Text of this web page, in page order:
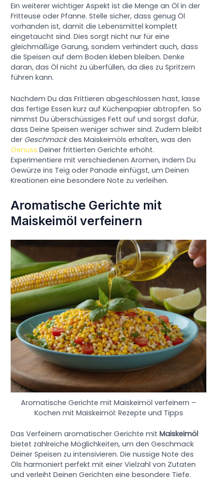
Ein weiterer wichtiger Aspekt ist die Menge an Öl in der
Fritteuse oder Pfanne. Stelle sicher, dass genug Öl
vorhanden ist, damit die Lebensmittel komplett
eingetaucht sind. Dies sorgt nicht nur für eine
gleichmäßige Garung, sondern verhindert auch, dass
die Speisen auf dem Boden kleben bleiben. Denke
daran, das Öl nicht zu überfüllen, da dies zu Spritzern
führen kann.
Nachdem Du das Frittieren abgeschlossen hast, lasse
das fertige Essen kurz auf Küchenpapier abtropfen. So
nimmst Du überschüssiges Fett auf und sorgst dafür,
dass Deine Speisen weniger schwer sind. Zudem bleibt
der Geschmackdes Maiskeimöls erhalten, was den
Genuss Deiner frittierten Gerichte erhöht.
Experimentiere mit verschiedenen Aromen, indem Du
Gewürze ins Teig oder Panade einfügst, um Deinen
Kreationen eine besondere Note zu verleihen.
Aromatische Gerichte mit
Maiskeimöl verfeinern
Aromatische Gerichte mit Maiskeimöl verfeinern –
Kochen mit Maiskeimöl: Rezepte und Tipps
Das Verfeinern aromatischer Gerichte mitMaiskeimöl
bietet zahlreiche Möglichkeiten, um den Geschmack
Deiner Speisen zu intensivieren. Die nussige Note des
Öls harmoniert perfekt mit einer Vielzahl von Zutaten
und verleiht Deinen Gerichten eine besondere Tiefe.